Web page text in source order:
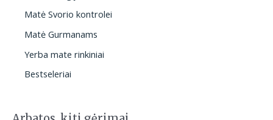
Matė Svorio kontrolei
Matė Gurmanams
Yerba mate rinkiniai
Bestseleriai